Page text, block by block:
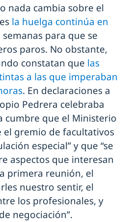
nada cambia sobre el
la huelga continúa en
para que se
paros. No obstante,
constatan que las
a las que imperaban
. En declaraciones a
Pedrera celebraba
cumbre que el Ministerio
el gremio de facultativos
especial” y que “se
aspectos que interesan
primera reunión, el
nuestro sentir, el
los profesionales, y
negociación”.